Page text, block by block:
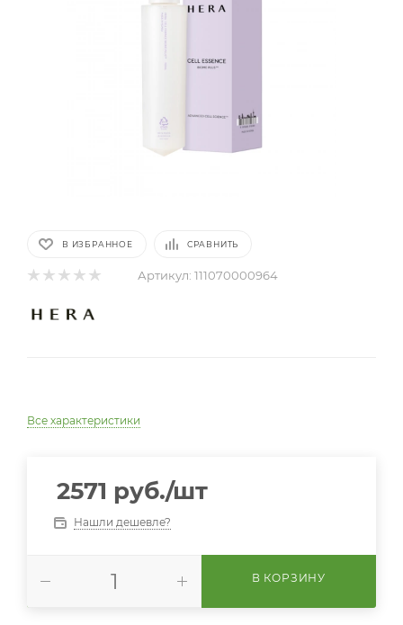
В ИЗБРАННОЕ СРАВНИТЬ
Артикул: 111070000964
Все характеристики
2571 руб./шт
Нашли дешевле?
В КОРЗИНУ